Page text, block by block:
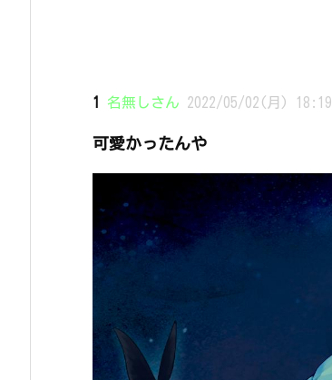
1 名無しさん 2022/05/02(月)
可愛かったんや